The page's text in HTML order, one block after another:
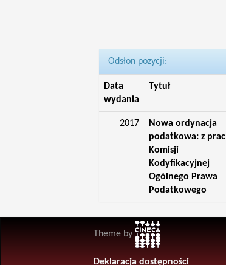
Odsłon pozycji:
Data
wydania
Tytuł
2017
Nowa ordynacja
podatkowa: z prac
Komisji
Kodyfikacyjnej
Ogólnego Prawa
Podatkowego
Theme by
Deklaracja dostępności